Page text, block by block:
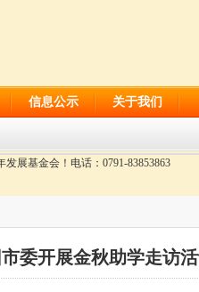
信息公示 关于我们
展基金会！电话：0791-83853863
市委开展金秋助学走访